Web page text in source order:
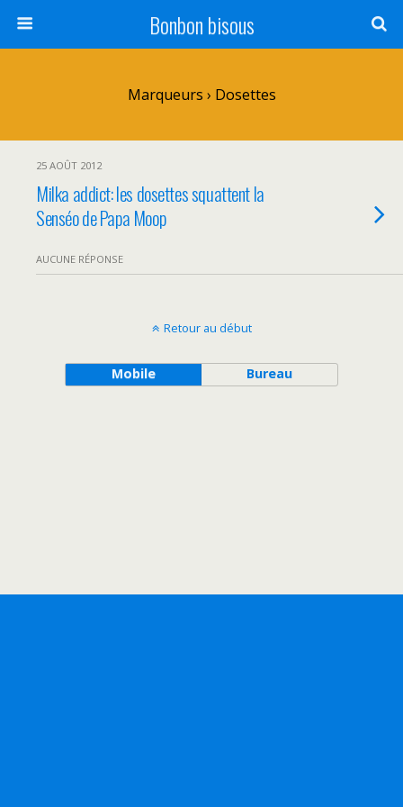
Bonbon bisous
Marqueurs › Dosettes
25 AOÛT 2012
Milka addict: les dosettes squattent la
Senséo de Papa Moop
AUCUNE RÉPONSE
Retour au début
Mobile Bureau